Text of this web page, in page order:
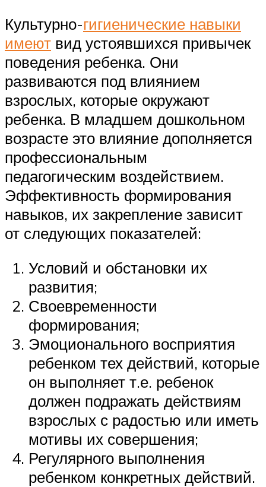
Культурно-гигиенические навыки
имеют вид устоявшихся привычек
поведения ребенка. Они
развиваются под влиянием
взрослых, которые окружают
ребенка. В младшем дошкольном
возрасте это влияние дополняется
профессиональным
педагогическим воздействием.
Эффективность формирования
навыков, их закрепление зависит
от следующих показателей:
Условий и обстановки их
развития;
Своевременности
формирования;
Эмоционального восприятия
ребенком тех действий, которые
он выполняет т.е. ребенок
должен подражать действиям
взрослых с радостью или иметь
мотивы их совершения;
Регулярного выполнения
ребенком конкретных действий.